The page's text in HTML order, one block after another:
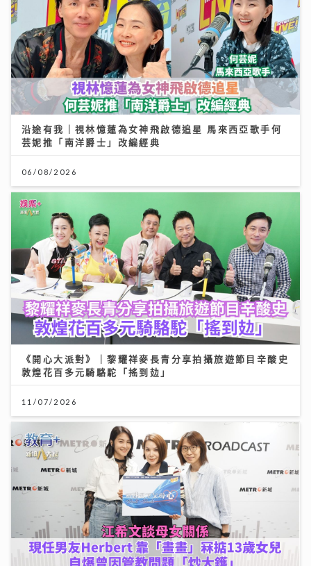
沿途有我｜視林憶蓮為女神飛啟德追星 馬來西亞歌手何
芸妮推「南洋爵士」改編經典
06/08/2026
《開心大派對》｜黎耀祥麥長青分享拍攝旅遊節目辛酸史
敦煌花百多元騎駱駝「搖到攰」
11/07/2026